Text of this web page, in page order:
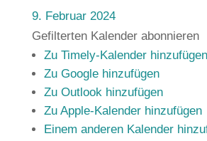
9. Februar 2024
Gefilterten Kalender abonnieren
Zu Timely-Kalender hinzufügen
Zu Google hinzufügen
Zu Outlook hinzufügen
Zu Apple-Kalender hinzufügen
Einem anderen Kalender